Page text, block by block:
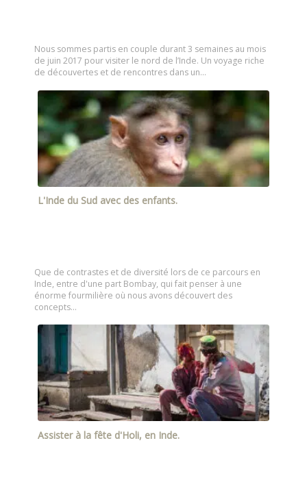
Nous sommes partis en couple durant 3 semaines au mois
de juin 2017 pour visiter le nord de l’Inde. Un voyage riche
de découvertes et de rencontres dans un…
L'Inde du Sud avec des enfants.
Que de contrastes et de diversité lors de ce parcours en
Inde, entre d'une part Bombay, qui fait penser à une
énorme fourmilière où nous avons découvert des
concepts…
Assister à la fête d'Holi, en Inde.